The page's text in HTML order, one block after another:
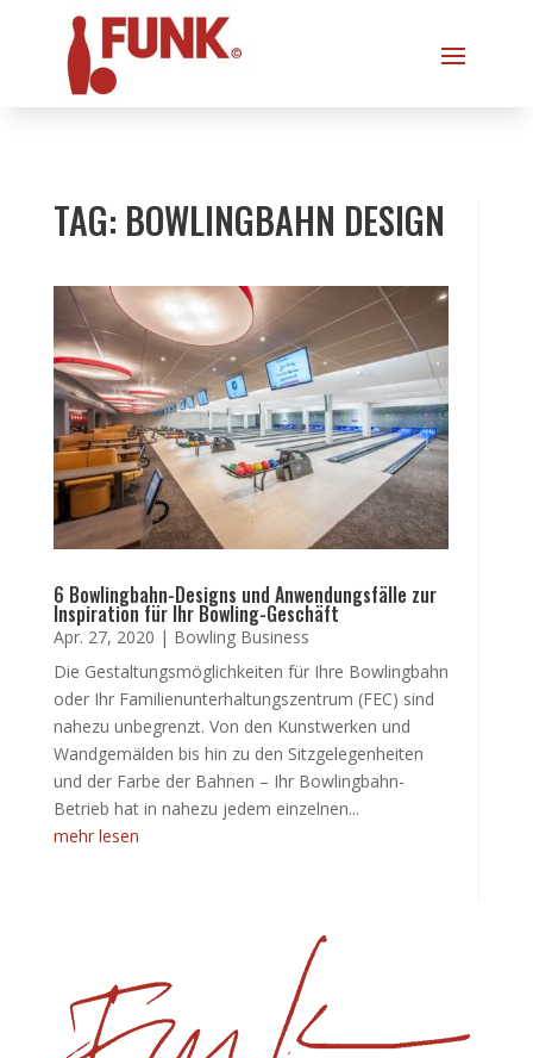
TAG: BOWLINGBAHN DESIGN
6 Bowlingbahn-Designs und Anwendungsfälle zur
Inspiration für Ihr Bowling-Geschäft
Apr. 27, 2020 | Bowling Business
Die Gestaltungsmöglichkeiten für Ihre Bowlingbahn
oder Ihr Familienunterhaltungszentrum (FEC) sind
nahezu unbegrenzt. Von den Kunstwerken und
Wandgemälden bis hin zu den Sitzgelegenheiten
und der Farbe der Bahnen – Ihr Bowlingbahn-
Betrieb hat in nahezu jedem einzelnen...
mehr lesen